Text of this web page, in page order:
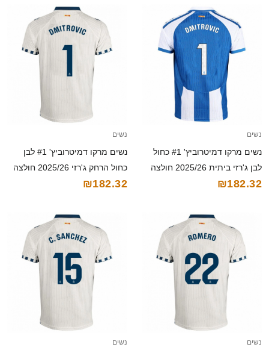
נשים
נשים מרקו דמיטרוביץ' #1 כחול
לבן ג'רזי ביתית 2025/26 חולצה
קצרה
₪182.32
נשים
נשים מרקו דמיטרוביץ' #1 לבן
כחול הרחק ג'רזי 2025/26 חולצה
קצרה
₪182.32
נשים נשים